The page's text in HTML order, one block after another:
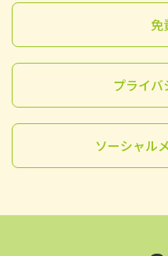
免
プライバ
ソーシャル